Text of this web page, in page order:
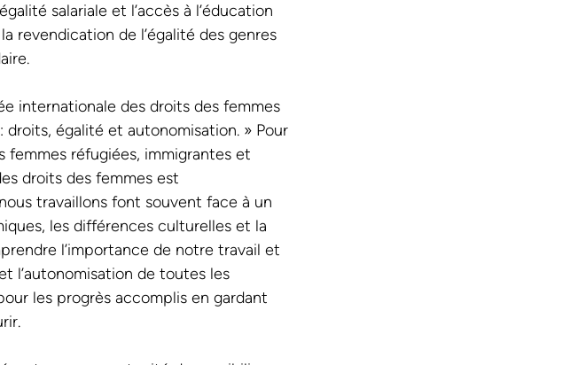
salariale et l’accès à l’éducation
revendication de l’égalité des genres
internationale des droits des femmes
droits, égalité et autonomisation. » Pour
femmes réfugiées, immigrantes et
droits des femmes est
travaillons font souvent face à un
les différences culturelles et la
l’importance de notre travail et
l’autonomisation de toutes les
les progrès accomplis en gardant